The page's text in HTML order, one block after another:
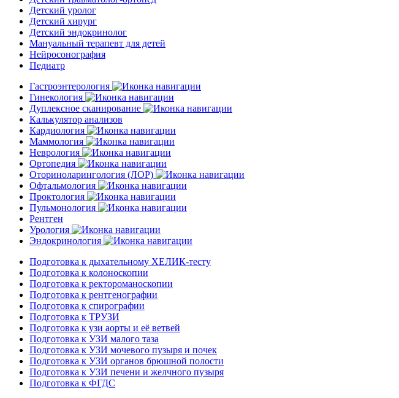
Детский уролог
Детский хирург
Детский эндокринолог
Мануальный терапевт для детей
Нейросонография
Педиатр
Гастроэнтерология
Гинекология
Дуплексное сканирование
Калькулятор анализов
Кардиология
Маммология
Неврология
Ортопедия
Оториноларингология (ЛОР)
Офтальмология
Проктология
Пульмонология
Рентген
Урология
Эндокринология
Подготовка к дыхательному ХЕЛИК-тесту
Подготовка к колоноскопии
Подготовка к ректороманоскопии
Подготовка к рентгенографии
Подготовка к спирографии
Подготовка к ТРУЗИ
Подготовка к узи аорты и её ветвей
Подготовка к УЗИ малого таза
Подготовка к УЗИ мочевого пузыря и почек
Подготовка к УЗИ органов брюшной полости
Подготовка к УЗИ печени и желчного пузыря
Подготовка к ФГДС